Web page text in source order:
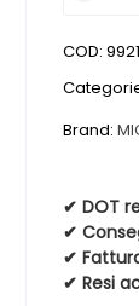
PILOT
SUPER
245
40
21
96Y
COD:
Brand:
✔ DOT
✔
✔
✔ Resi